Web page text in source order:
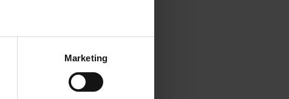
qualche metro,Marketing